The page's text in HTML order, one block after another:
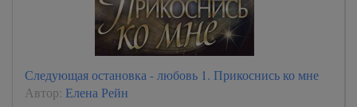
Следующая остановка - любовь 1. Прикоснись ко мне
Автор: Елена Рейн